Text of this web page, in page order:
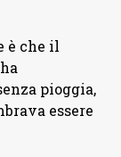
è che il
pioggia,
essere